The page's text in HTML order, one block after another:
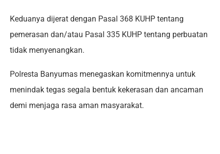
Keduanya dijerat dengan Pasal 368 KUHP tentang
pemerasan dan/atau Pasal 335 KUHP tentang perbuatan
tidak menyenangkan.
Polresta Banyumas menegaskan komitmennya untuk
menindak tegas segala bentuk kekerasan dan ancaman
demi menjaga rasa aman masyarakat.